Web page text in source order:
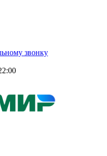
звонку